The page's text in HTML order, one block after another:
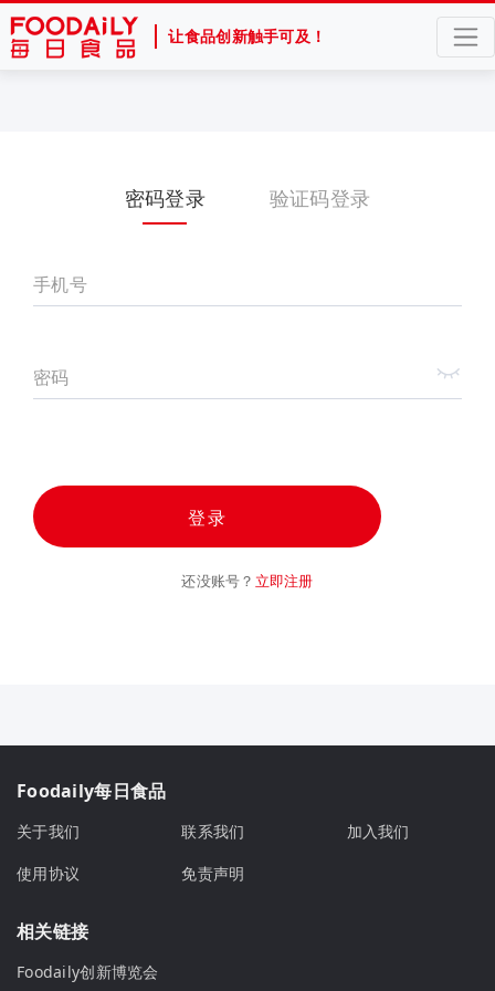
让食品创新触手可及！
密码登录 验证码登录
手机号
密码
登录
还没账号？ 立即注册
Foodaily每日食品
关于我们 联系我们
加入我们
使用协议
免责声明
相关链接
Foodaily创新博览会